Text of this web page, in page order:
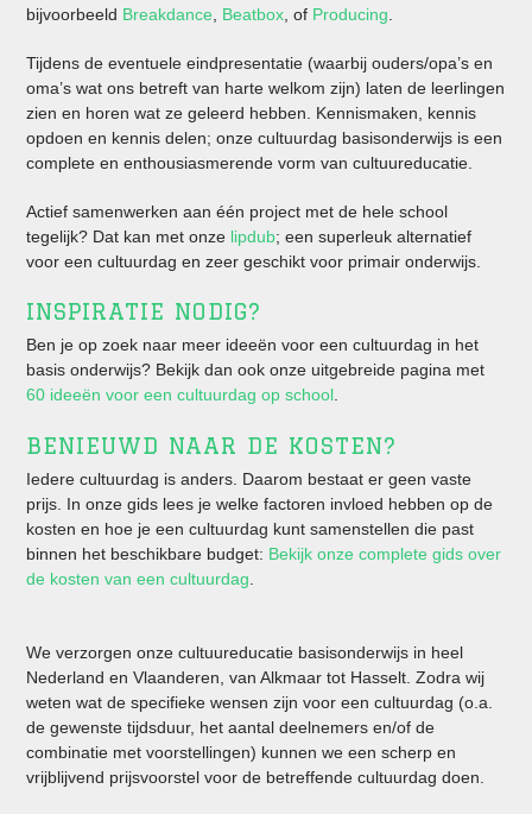
bijvoorbeeld Breakdance Beatbox , of Producing
Tijdens de eventuele eindpresentatie (waarbij ouders/opa’s en
oma’s wat ons betreft van harte welkom zijn) laten de leerlingen
zien en horen wat ze geleerd hebben. Kennismaken, kennis
opdoen en kennis delen; onze cultuurdag basisonderwijs is een
complete en enthousiasmerende vorm van cultuureducatie.
Actief samenwerken aan één project met de hele school
tegelijk? Dat kan met onze lipdub; een superleuk alternatief
voor een cultuurdag en zeer geschikt voor primair onderwijs.
INSPIRATIE NODIG?
Ben je op zoek naar meer ideeën voor een cultuurdag in het
basis onderwijs? Bekijk dan ook onze uitgebreide pagina met
60 ideeën voor een cultuurdag op school.
BENIEUWD NAAR DE KOSTEN?
Iedere cultuurdag is anders. Daarom bestaat er geen vaste
prijs. In onze gids lees je welke factoren invloed hebben op de
kosten en hoe je een cultuurdag kunt samenstellen die past
binnen het beschikbare budget: Bekijk onze complete gids over
de kosten van een cultuurdag
We verzorgen onze cultuureducatie basisonderwijs in heel
Nederland en Vlaanderen, van Alkmaar tot Hasselt. Zodra wij
weten wat de specifieke wensen zijn voor een cultuurdag (o.a.
de gewenste tijdsduur, het aantal deelnemers en/of de
combinatie met voorstellingen) kunnen we een scherp en
vrijblijvend prijsvoorstel voor de betreffende cultuurdag doen.